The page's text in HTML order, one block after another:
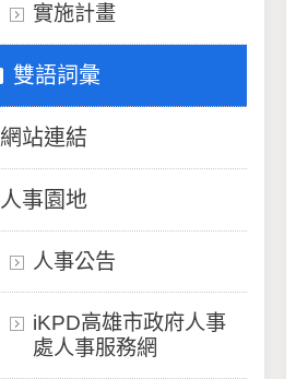
實施計畫
雙語詞彙
網站連結
人事園地
人事公告
iKPD高雄市政府人事
處人事服務網